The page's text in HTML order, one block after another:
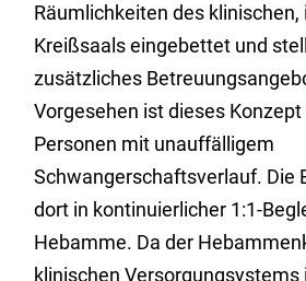
Räumlichkeiten des
Kreißsaals eingebettet und
zusätzliches
Vorgesehen ist dieses
Personen mit unauffälligem
Schwangerschaftsverlauf. Die
dort in kontinuierlicher 1:1-
Hebamme. Da der
klinischen Versorgungsystems